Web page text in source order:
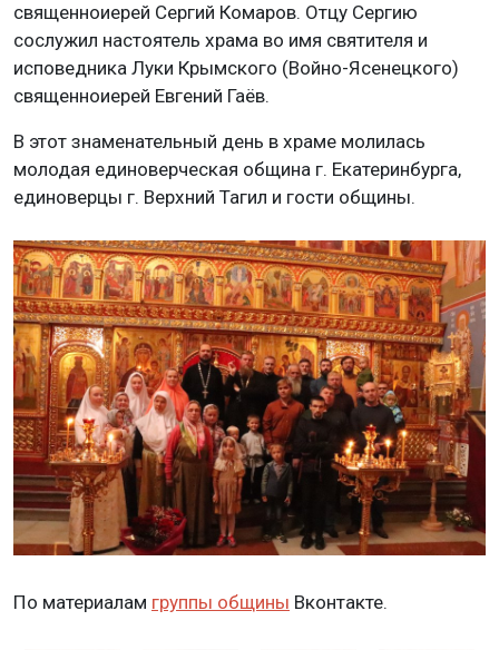
священноиерей Сергий Комаров. Отцу Сергию
сослужил настоятель храма во имя святителя и
исповедника Луки Крымского (Войно-Ясенецкого)
священноиерей Евгений Гаёв.
В этот знаменательный день в храме молилась
молодая единоверческая община г. Екатеринбурга,
единоверцы г. Верхний Тагил и гости общины.
По материалам группы общины Вконтакте.